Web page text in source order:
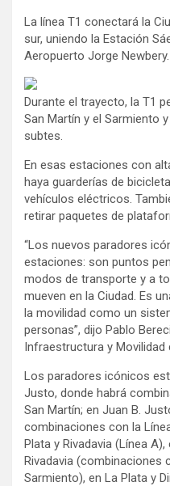
La línea T1 conectará la
sur, uniendo la Estación
Aeropuerto Jorge Newbery.
Durante el trayecto, la T1
San Martín y el Sarmiento
subtes.
En esas estaciones con
haya guarderías de
vehículos eléctricos.
retirar paquetes de
“Los nuevos paradores
estaciones: son puntos
modos de transporte y a
mueven en la Ciudad. Es
la movilidad como un
personas”, dijo Pablo
Infraestructura y Movilidad
Los paradores icónicos
Justo, donde habrá
San Martín; en Juan B.
combinaciones con la
Plata y Rivadavia (Línea
Rivadavia (combinaciones
Sarmiento), en La Plata y